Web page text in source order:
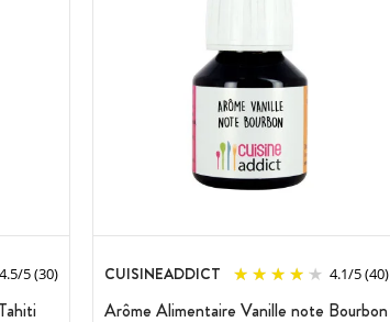
4.5/5(30) CUISINEADDICT 4.1/5(40)
Arôme Alimentaire Vanille note Bourbon